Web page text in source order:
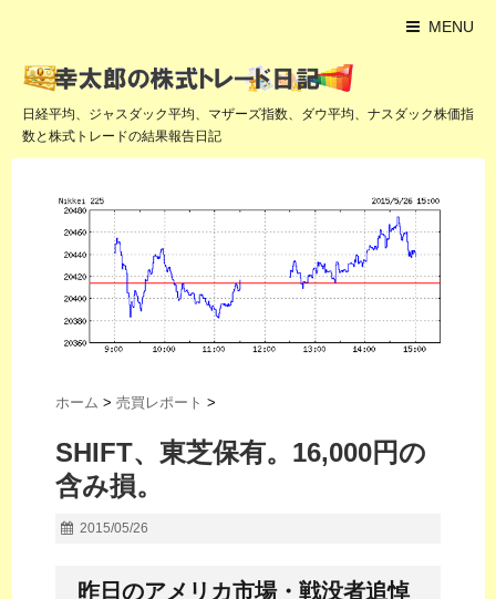
MENU
日経平均、ジャスダック平均、マザーズ指数、ダウ平均、ナスダック株価指
数と株式トレードの結果報告日記
ホーム > 売買レポート >
SHIFT、東芝保有。16,000円の
含み損。
2015/05/26
昨日のアメリカ市場・戦没者追悼